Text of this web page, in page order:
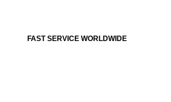
FAST SERVICE WORLDWIDE